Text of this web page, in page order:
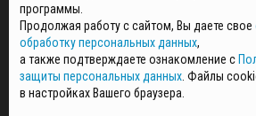
ПОЛИТИКА ОБРАБОТКИ И ЗАЩИТЫ
НОВОСТИ
ГАЗЕТЫ
РЕКЛАМОДАТЕЛЯМ
программы.
Продолжая работу с сайтом, Вы даете свое
обработку персональных данных,
а также подтверждаете ознакомление с
защиты персональных данных . Файлы
в настройках Вашего браузера.